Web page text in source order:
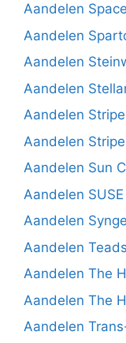
Aandelen
Aandelen
Aandelen
Aandelen
Aandelen
Aandelen
Aandelen Sun
Aandelen
Aandelen
Aandelen
Aandelen The
Aandelen The
Aandelen